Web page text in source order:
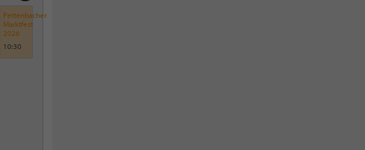
Pettenbacher
Marktfest
2026
10:30